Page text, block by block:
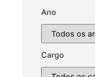
Ano
Cargo